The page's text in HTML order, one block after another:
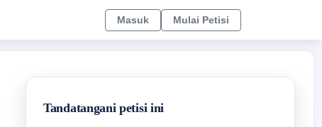
Masuk Mulai Petisi
Tandatangani petisi ini